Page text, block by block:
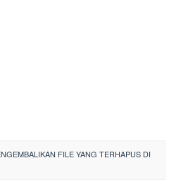
FILE YANG TERHAPUS DI